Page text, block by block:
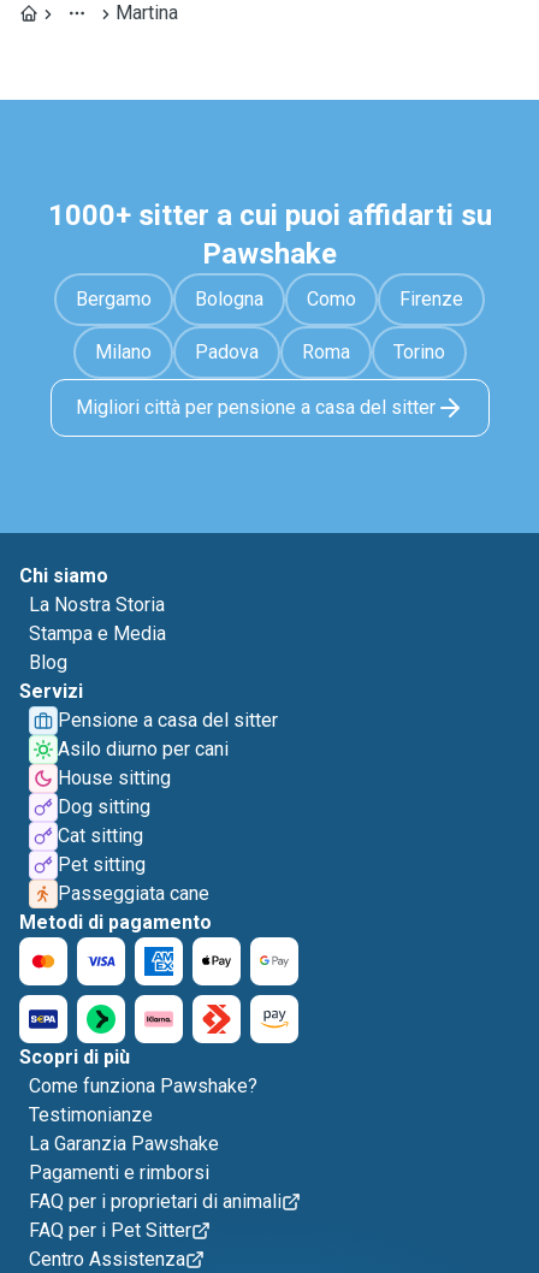
Martina
1000+ sitter a cui puoi affidarti su
Pawshake
Bergamo Bologna Como Firenze
Milano Padova Roma Torino
Migliori città per pensione a casa del sitter
Chi siamo
La Nostra Storia
Stampa e Media
Blog
Servizi
Pensione a casa del sitter
Asilo diurno per cani
House sitting
Dog sitting
Cat sitting
Pet sitting
Passeggiata cane
Metodi di pagamento
Scopri di più
Come funziona Pawshake?
Testimonianze
La Garanzia Pawshake
Pagamenti e rimborsi
FAQ per i proprietari di animali
FAQ per i Pet Sitter
Centro Assistenza